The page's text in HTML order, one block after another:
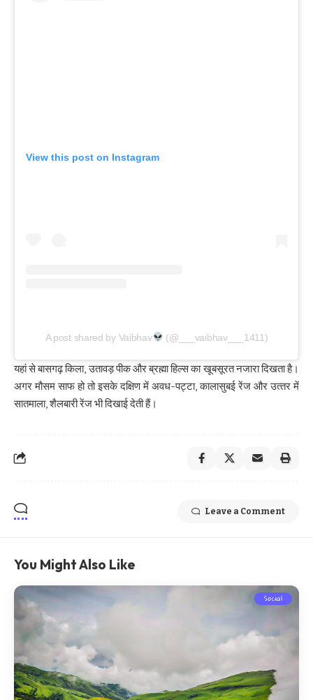
View this post on Instagram
A post shared by Vaibhav (@___vaibhav___1411)
यहां से बासगढ़ किला, उतावड़ पीक और ब्रह्मा हिल्स का खूबसूरत नजारा दिखता है।
अगर मौसम साफ हो तो इसके दक्षिण में अवध-पट्टा, कालासुबई रेंज और उत्‍तर में
सातमाला, शैलबारी रेंज भी दिखाई देती हैं।
Leave a Comment
You Might Also Like
Social